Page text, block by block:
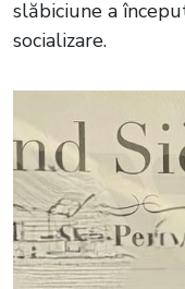
slăbiciune a
socializare.